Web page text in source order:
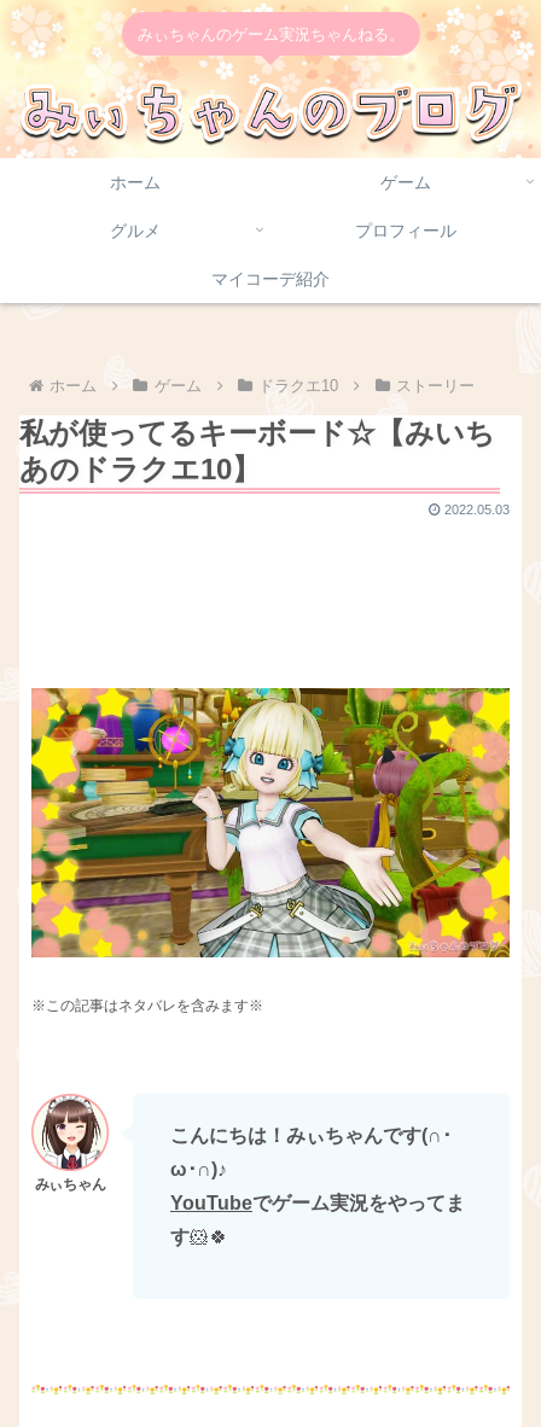
みぃちゃんのゲーム実況ちゃんねる。
ホーム ゲーム
グルメ プロフィール
マイコーデ紹介
ホーム ゲーム ドラクエ10 ストーリー
私が使ってるキーボード☆【みいち
あのドラクエ10】
2022.05.03
※この記事はネタバレを含みます※
こんにちは！みぃちゃんです(∩･
ω･∩)♪
YouTubeでゲーム実況をやってま
す🐹🍀